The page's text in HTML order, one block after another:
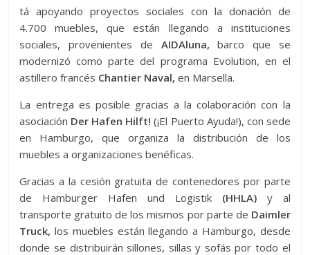
tá apoyando proyectos sociales con la donación de
4.700 muebles, que están llegando a instituciones
sociales, provenientes de AIDAluna, barco que se
modernizó como parte del programa Evolution, en el
astillero francés Chantier Naval, en Marsella.
La entrega es posible gracias a la colaboración con la
asociación Der Hafen Hilft! (¡El Puerto Ayuda!), con sede
en Hamburgo, que organiza la distribución de los
muebles a organizaciones benéficas.
Gracias a la cesión gratuita de contenedores por parte
de Hamburger Hafen und Logistik (HHLA)y al
transporte gratuito de los mismos por parte de Daimler
Truck, los muebles están llegando a Hamburgo, desde
donde se distribuirán sillones, sillas y sofás por todo el